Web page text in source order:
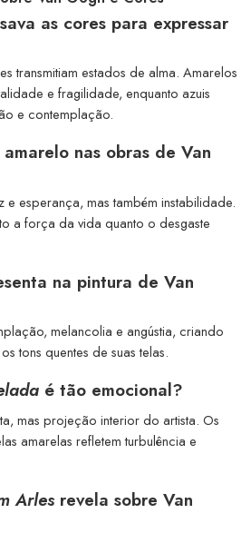
as cores para expressar
transmitiam estados de alma. Amarelos
e fragilidade, enquanto azuis
e contemplação.
nas obras de Van
esperança, mas também instabilidade.
a força da vida quanto o desgaste
na pintura de Van
melancolia e angústia, criando
tons quentes de suas telas.
é tão emocional?
mas projeção interior do artista. Os
amarelas refletem turbulência e
Arles revela sobre Van